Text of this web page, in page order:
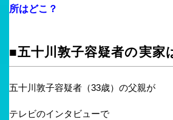
所はどこ？
■五十川敦子容疑者の実家
五十川敦子容疑者（33歳）の父親が
テレビのインタビューで